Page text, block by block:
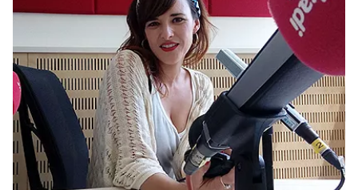
Klisk